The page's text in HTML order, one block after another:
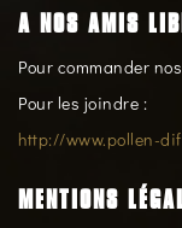
A NOS AMIS
Pour commander
Pour les joindre :
http://www.pollen-
MENTIONS